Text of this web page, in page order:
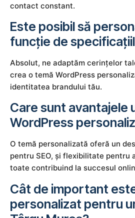
contact constant.
Este posibil să
funcție de
Absolut, ne adaptăm cerințelor
crea o temă WordPress
identitatea brandului tău.
Care sunt avantajele
WordPress
O temă personalizată oferă un
pentru SEO, și flexibilitate pentru
toate contribuind la succesul
Cât de important
personalizat pentru